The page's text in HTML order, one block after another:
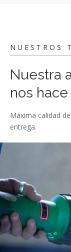
NUESTROS
Nuestra
nos
Máxima calidad
entrega.